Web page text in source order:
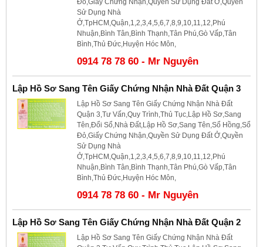
Sử Dụng Nhà
Ở,TpHCM,Quận,1,2,3,4,5,6,7,8,9,10,11,12,Phú
Nhuận,Bình Tân,Bình Thạnh,Tân Phú,Gò Vấp,Tân
Bình,Thủ Đức,Huyện Hóc Môn,
0914 78 78 60 - Mr Nguyên
Lập Hồ Sơ Sang Tên Giấy Chứng Nhận Nhà Đất Quận 3
Lập Hồ Sơ Sang Tên Giấy Chứng Nhận Nhà Đất
Quận 3,Tư Vấn,Quy Trình,Thủ Tục,Lập Hồ Sơ,Sang
Tên,Đổi Sổ,Nhà Đất,Lập Hồ Sơ,Sang Tên,Sổ Hồng,Sổ
Đỏ,Giấy Chứng Nhận,Quyền Sử Dụng Đất Ở,Quyền
Sử Dụng Nhà
Ở,TpHCM,Quận,1,2,3,4,5,6,7,8,9,10,11,12,Phú
Nhuận,Bình Tân,Bình Thạnh,Tân Phú,Gò Vấp,Tân
Bình,Thủ Đức,Huyện Hóc Môn,
0914 78 78 60 - Mr Nguyên
Lập Hồ Sơ Sang Tên Giấy Chứng Nhận Nhà Đất Quận 2
Lập Hồ Sơ Sang Tên Giấy Chứng Nhận Nhà Đất